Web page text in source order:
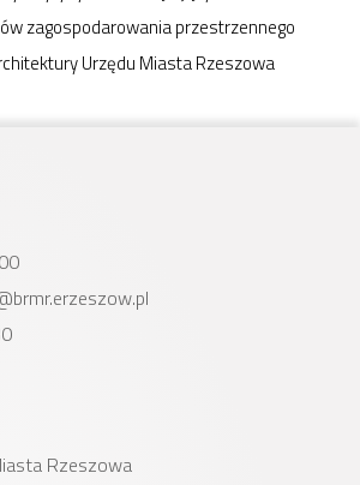
zagospodarowania przestrzennego
Urzędu Miasta Rzeszowa
Rzeszowa